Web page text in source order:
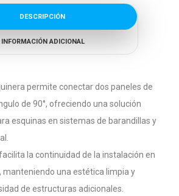
DESCRIPCIÓN
INFORMACIÓN ADICIONAL
permite conectar dos paneles de
de 90°, ofreciendo una solución
esquinas en sistemas de barandillas y
la continuidad de la instalación en
manteniendo una estética limpia y
de estructuras adicionales.